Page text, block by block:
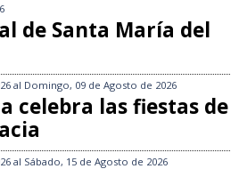
de Santa María del
al Domingo, 09 de Agosto de 2026
celebra las fiestas de
al Sábado, 15 de Agosto de 2026